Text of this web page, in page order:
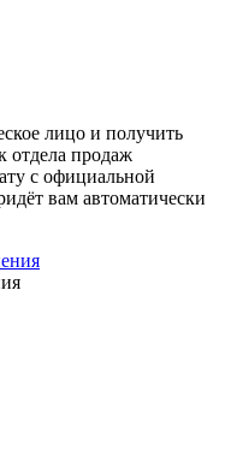
лицо и получить
отдела продаж
с официальной
вам автоматически